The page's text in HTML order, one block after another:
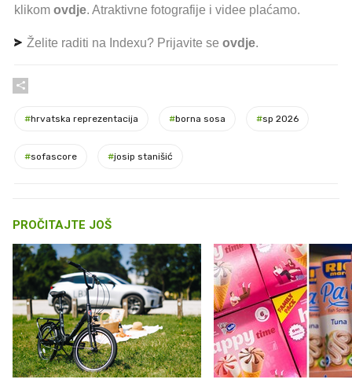
klikom ovdje. Atraktivne fotografije i videe plaćamo.
Želite raditi na Indexu? Prijavite se ovdje.
#hrvatska reprezentacija #borna sosa #sp 2026
#sofascore #josip stanišić
PROČITAJTE JOŠ